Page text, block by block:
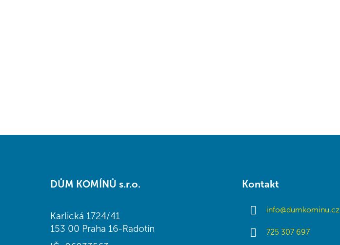
DŮM KOMÍNŮ s.r.o.
Karlická 1724/41
153 00 Praha 16-Radotín
Kontakt
info@dumkominu.cz
725 307 697